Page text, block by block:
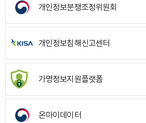
개인정보분쟁조정위원회
개인정보침해신고센터
가명정보지원플랫폼
온마이데이터